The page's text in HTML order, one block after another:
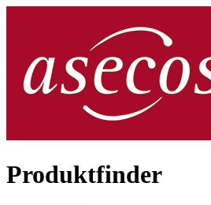
Produktfinder